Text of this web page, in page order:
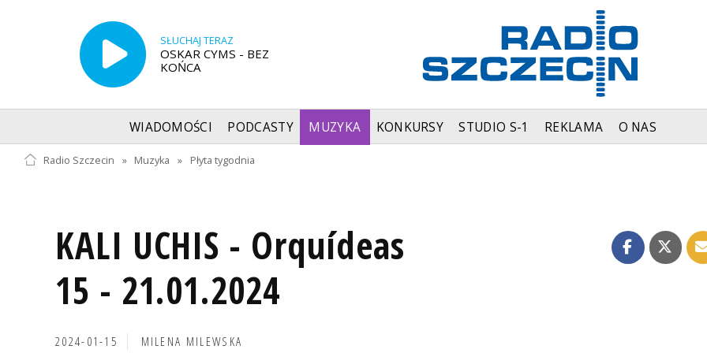
SŁUCHAJ TERAZ
OSKAR CYMS - BEZ
KOŃCA
WIADOMOŚCI PODCASTY MUZYKA KONKURSY STUDIO S-1 REKLAMA O NAS
Radio Szczecin » Muzyka » Płyta tygodnia
KALI UCHIS - Orquídeas
15 - 21.01.2024
2024-01-15 MILENA MILEWSKA